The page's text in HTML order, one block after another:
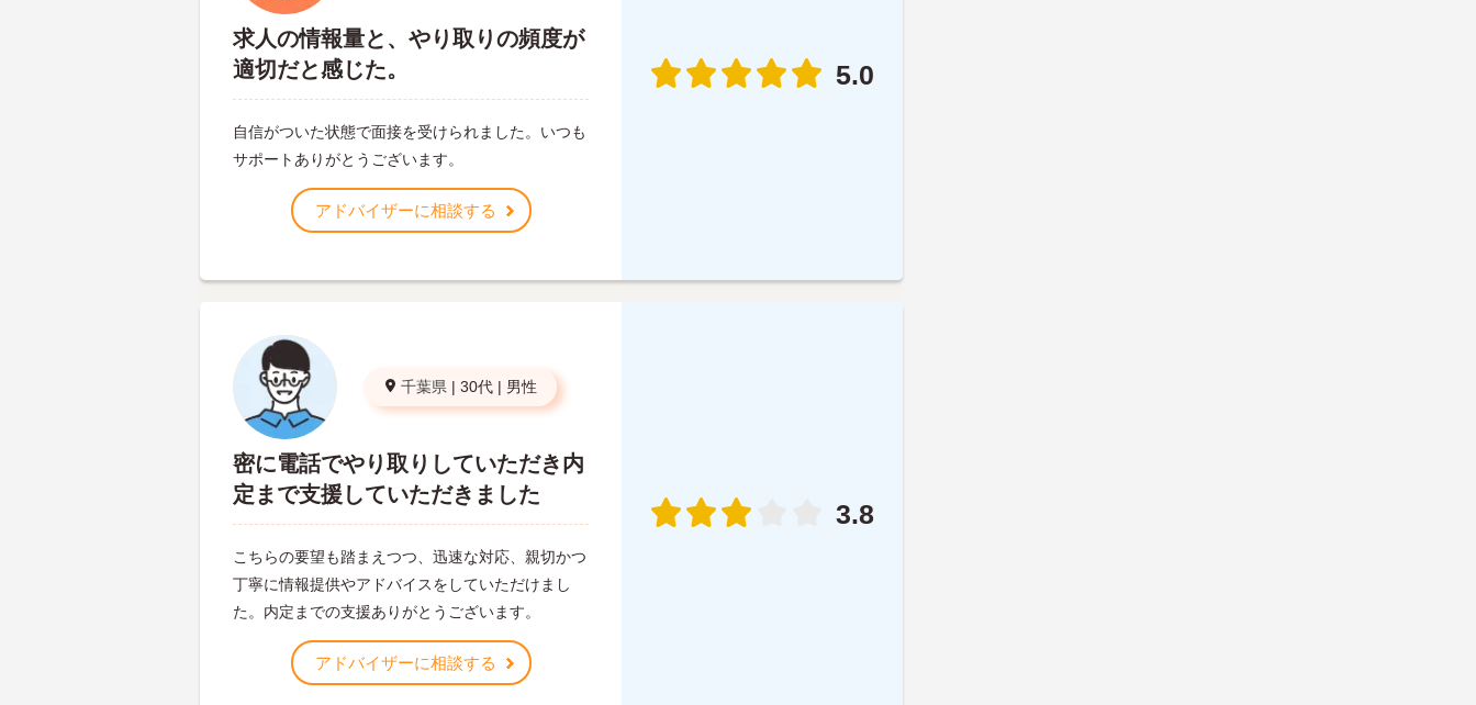
求人の情報量と、やり取りの頻度が
適切だと感じた。
自信がついた状態で面接を受けられました。いつも
サポートありがとうございます。
アドバイザーに相談する
5.0
千葉県 | 30代 | 男性
密に電話でやり取りしていただき内
定まで支援していただきました
こちらの要望も踏まえつつ、迅速な対応、親切かつ
丁寧に情報提供やアドバイスをしていただけまし
た。内定までの支援ありがとうございます。
アドバイザーに相談する
3.8